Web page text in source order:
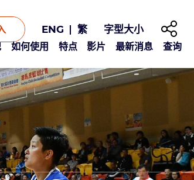
ENG 繁 字型大小
分享至
如何使用 特点 影片 最新消息 查询